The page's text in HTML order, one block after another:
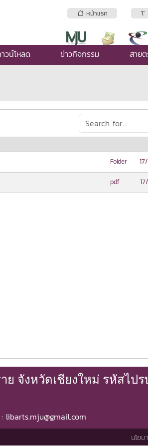
หน้าแรก
วน์โหลด ข่าวกิจกรรม สาย
Folder
pdf
จังหวัดเชียงใหม่ รหัสไปร
libarts.mju@gmail.com
นโย